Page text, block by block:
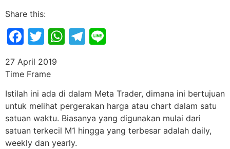
Share this:
Facebook
Twitter
WhatsApp
Telegram
27 April 2019
Time Frame
Istilah ini ada di dalam Meta Trader, dimana ini bertujuan
untuk melihat pergerakan harga atau chart dalam satu
satuan waktu. Biasanya yang digunakan mulai dari
satuan terkecil M1 hingga yang terbesar adalah daily,
weekly dan yearly.